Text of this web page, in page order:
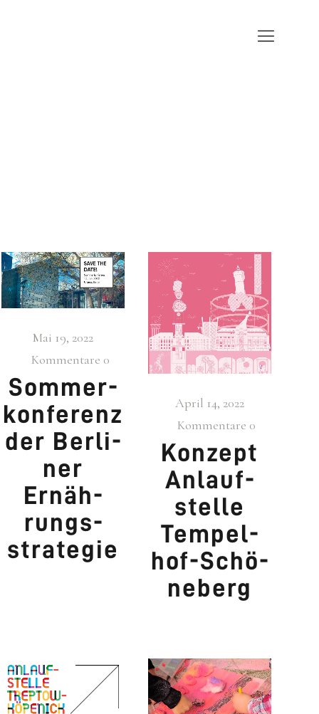
Mai 19, 2022
Kommentare 0
Som­mer­
kon­fe­renz
der Ber­li­
ner
Ernäh­
rungs­
stra­te­gie
April 14, 2022
Kommentare 0
Kon­zept
Anlauf­
stel­le
Tem­pel­
hof-Schö­
ne­berg